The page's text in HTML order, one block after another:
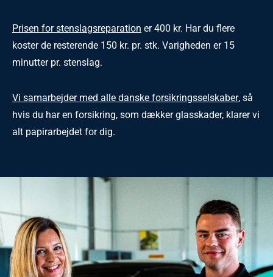
Prisen for stenslagsreparation er 400 kr. Har du flere
koster de resterende 150 kr. pr. stk. Varigheden er 15
minutter pr. stenslag.
Vi samarbejder med alle danske forsikringsselskaber, så
hvis du har en forsikring, som dækker glasskader, klarer vi
alt papirarbejdet for dig.